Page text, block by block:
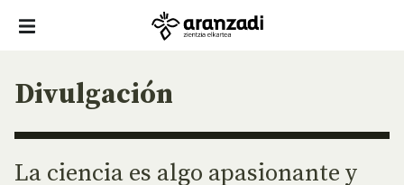
Divulgación
La ciencia es algo apasionante y